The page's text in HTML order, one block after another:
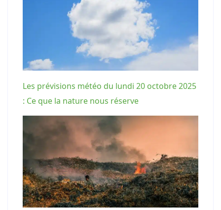
Les prévisions météo du lundi 20 octobre 2025
: Ce que la nature nous réserve